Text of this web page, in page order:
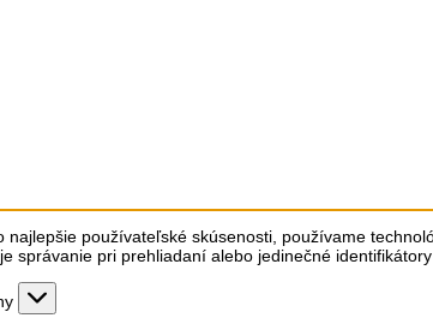
najlepšie používateľské skúsenosti, používame
správanie pri prehliadaní alebo jedinečné